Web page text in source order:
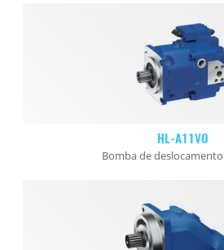
HL-A11VO
Bomba de